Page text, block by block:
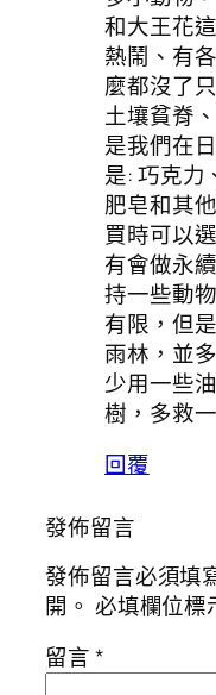
和大王花
熱鬧、有
麼都沒了
土壤貧脊
是我們在
是: 巧克力
肥皂和其
買時可以
有會做永
持一些動
有限，但
雨林，並
少用一些
樹，多救
回覆
發佈留言
發佈留言必須填
開。 必填欄位標
留言*